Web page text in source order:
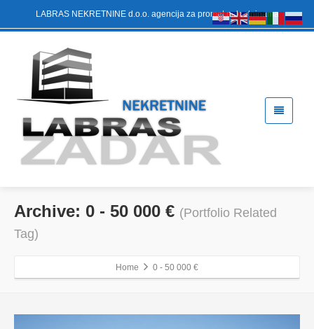
LABRAS NEKRETNINE d.o.o. agencija za promet nekretninama
Archive: 0 - 50 000 € (Portfolio Related
Tag)
Home 0 - 50 000 €